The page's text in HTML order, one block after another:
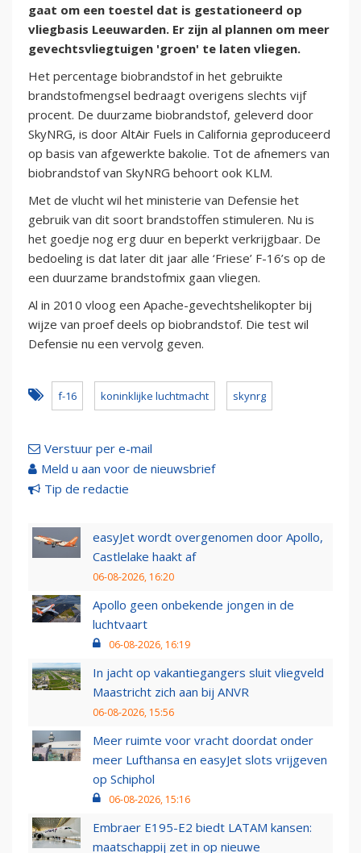
gaat om een toestel dat is gestationeerd op
vliegbasis Leeuwarden. Er zijn al plannen om meer
gevechtsvliegtuigen 'groen' te laten vliegen.
Het percentage biobrandstof in het gebruikte
brandstofmengsel bedraagt overigens slechts vijf
procent. De duurzame biobrandstof, geleverd door
SkyNRG, is door AltAir Fuels in California geproduceerd
op basis van afgewerkte bakolie. Tot de afnemers van
biobrandstof van SkyNRG behoort ook KLM.
Met de vlucht wil het ministerie van Defensie het
gebruik van dit soort brandstoffen stimuleren. Nu is
het goedje nog erg duur en beperkt verkrijgbaar. De
bedoeling is dat later dit jaar alle ‘Friese’ F-16’s op de
een duurzame brandstofmix gaan vliegen.
Al in 2010 vloog een Apache-gevechtshelikopter bij
wijze van proef deels op biobrandstof. Die test wil
Defensie nu een vervolg geven.
f-16 koninklijke luchtmacht skynrg
Verstuur per e-mail
Meld u aan voor de nieuwsbrief
Tip de redactie
easyJet wordt overgenomen door Apollo,
Castlelake haakt af
06-08-2026, 16:20
Apollo geen onbekende jongen in de
luchtvaart
06-08-2026, 16:19
In jacht op vakantiegangers sluit vliegveld
Maastricht zich aan bij ANVR
06-08-2026, 15:56
Meer ruimte voor vracht doordat onder
meer Lufthansa en easyJet slots vrijgeven
op Schiphol
06-08-2026, 15:16
Embraer E195-E2 biedt LATAM kansen:
maatschappij zet in op nieuwe